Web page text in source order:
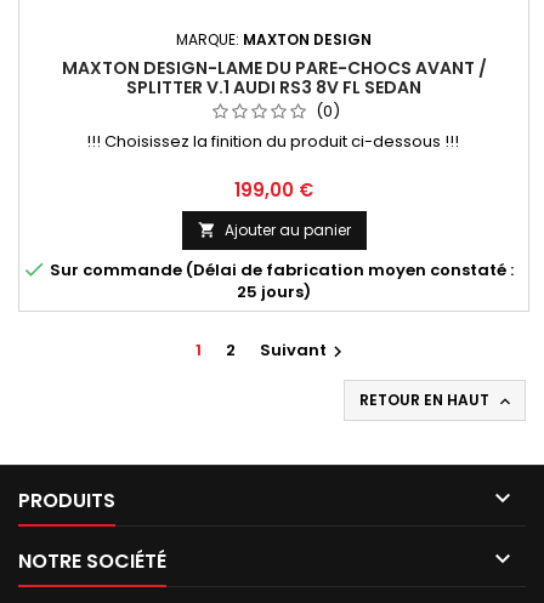
MARQUE: MAXTON DESIGN
MAXTON DESIGN-LAME DU PARE-CHOCS AVANT /
SPLITTER V.1 AUDI RS3 8V FL SEDAN
(0)
!!! Choisissez la finition du produit ci-dessous !!!
Prix
199,00 €
 Ajouter au panier
 Sur commande (Délai de fabrication moyen constaté :
25 jours)
1 2 Suivant 
RETOUR EN HAUT 
PRODUITS 
NOTRE SOCIÉTÉ 